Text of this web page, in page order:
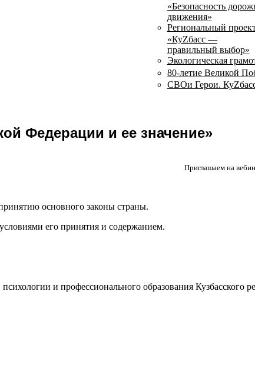
«Безопасность
движения»
Региональный
«КуZбасс —
правильный выбор»
Экологическая
80-летие Великой
СВОи Герои.
Федерации и ее значение»
Приглашаем на
основного законы страны.
его принятия и содержанием.
и профессионального образования Кузбасского